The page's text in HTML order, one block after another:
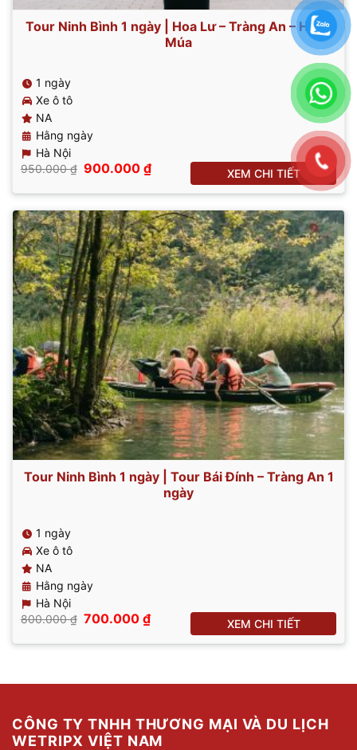
Tour Ninh Bình 1 ngày | Hoa Lư – Tràng An – Hang
Múa
1 ngày
Xe ô tô
NA
Hằng ngày
Hà Nội
950.000₫ Giá
là:
900.000 ₫Giá
hiện
tại
900.000 ₫.
XEM CHI TIẾT
Tour Ninh Bình 1 ngày | Tour Bái Đính – Tràng An 1
ngày
1 ngày
Xe ô tô
NA
Hằng ngày
Hà Nội
800.000₫ Giá
là:
700.000 ₫Giá
hiện
tại
XEM CHI TIẾT
CÔNG TY TNHH THƯƠNG MẠI VÀ DU LỊCH
WETRIPX VIỆT NAM